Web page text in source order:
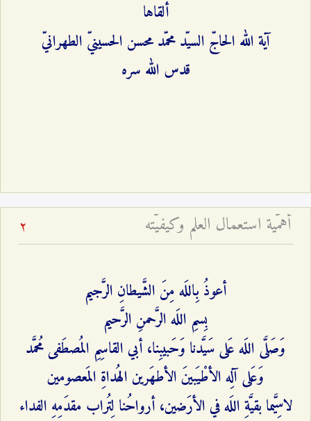
ألقاها
آية الله الحاجّ السيّد محمّد محسن الحسينيّ الطهرانيّ
قدس الله سره
أهمّية استعمال العلم وكيفيّته 2
أعوذُ بِاللَه مِنَ الشَّيطانِ الرَّجيم‌
بِسمِ اللَه الرَّحمنِ الرَّحيم‌
وَصَلَّى اللَه عَلى سَيَّدنا وَحَبيبِنا، أبي ‌القاسِمِ المُصطَفى مُحمَّد
وَعَلى آلِه الأطْيَبينَ الأطهَرين الهُداةِ المَعصومين‌
لاسِيَّما بقيَّةِ اللَه في الأرَضين، أرواحُنا لِتُراب مقدَمِهِ الفداء